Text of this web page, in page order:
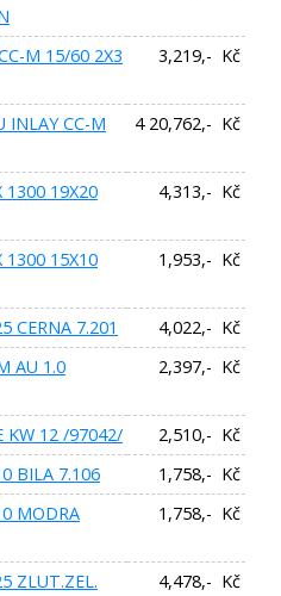
M 15/60 2X3
3,219,- Kč
INLAY CC-M
4 20,762,- Kč
1300 19X20
4,313,- Kč
1300 15X10
1,953,- Kč
CERNA 7.201
4,022,- Kč
AU 1.0
2,397,- Kč
KW 12 /97042/
2,510,- Kč
BILA 7.106
1,758,- Kč
MODRA
1,758,- Kč
ZLUT.ZEL.
4,478,- Kč